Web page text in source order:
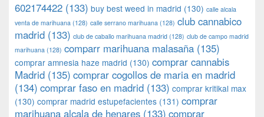
602174422 (133) buy best weed in madrid (130) calle alcala
venta de marihuana (128) calle serrano marihuana (128) club cannabico
madrid (133) club de caballo marihuana madrid (128) club de campo madrid
marihuana (128) comparr marihuana malasaña (135)
comprar amnesia haze madrid (130) comprar cannabis
Madrid (135) comprar cogollos de maria en madrid
(134) comprar faso en madrid (133) comprar kritikal max
(130) comprar madrid estupefacientes (131) comprar
marihuana alcala de henares (133) comprar